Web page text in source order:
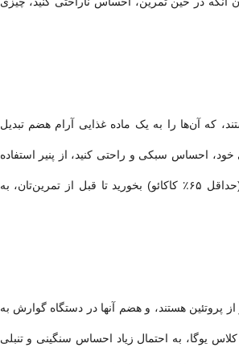
که آن‌ها را به یک ماده غذایی آرام هضم تبدیل
احساس سبکی و راحتی کنید، از پنیر استفاده
نکنید. در عوض، مقداری شکلات تلخ (حداقل ۶۵٪ کاکائو) بخورید تا قبل از تمرین‌تان، به
هستند، و هضم آنها در دستگاه گوارش به
کلاس یوگا، به احتمال زیاد احساس سنگینی و تنبلی